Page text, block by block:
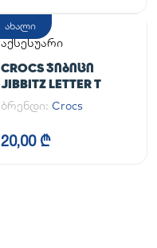
ახალი
აქსესუარი
CROCS ᲯᲘᲑᲘᲪᲘ
JIBBITZ LETTER T
ბრენდი: Crocs
20,00 ₾